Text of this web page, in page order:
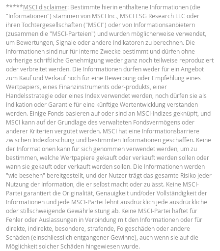
Key Information Document (DE)
Key Information Document (EN) PDF
Key Information Document (FR)
PREISINFORMATION
Latest Product Quotes CSV
*****MSCI disclaimer: Bestimmte hierin enthaltene Informationen (die
"Informationen") stammen von MSCI Inc., MSCI ESG Research LLC oder
ihren Tochtergesellschaften ("MSCI") oder von Informationsanbietern
(zusammen die "MSCI-Parteien") und wurden möglicherweise verwendet,
um Bewertungen, Signale oder andere Indikatoren zu berechnen. Die
Informationen sind nur für interne Zwecke bestimmt und dürfen ohne
vorherige schriftliche Genehmigung weder ganz noch teilweise reproduziert
oder verbreitet werden. Die Informationen dürfen weder für ein Angebot
zum Kauf und Verkauf noch für eine Bewerbung oder Empfehlung eines
Wertpapiers, eines Finanzinstruments oder-produkts, einer
Handelsstrategie oder eines Index verwendet werden, noch dürfen sie als
Indikation oder Garantie für eine künftige Wertentwicklung verstanden
werden. Einige Fonds basieren auf oder sind an MSCI-Indizes geknüpft, und
MSCI kann auf der Grundlage des verwalteten Fondsvermögens oder
anderer Kriterien vergütet werden. MSCI hat eine Informationsbarriere
zwischen Indexforschung und bestimmten Informationen geschaffen. Keine
der Informationen kann für sich genommen verwendet werden, um zu
bestimmen, welche Wertpapiere gekauft oder verkauft werden sollen oder
wann sie gekauft oder verkauft werden sollen. Die Informationen werden
"wie besehen" bereitgestellt, und der Nutzer trägt das gesamte Risiko jeder
Nutzung der Information, die er selbst macht oder zulässt. Keine MSCI-
Partei garantiert die Originalität, Genauigkeit und/oder Vollständigkeit der
Informationen und jede MSCI-Partei lehnt ausdrücklich jede ausdrückliche
oder stillschweigende Gewährleistung ab. Keine MSCI-Partei haftet für
Fehler oder Auslassungen in Verbindung mit den Informationen oder für
direkte, indirekte, besondere, strafende, Folgeschäden oder andere
Schäden (einschliesslich entgangener Gewinne), auch wenn sie auf die
Möglichkeit solcher Schäden hingewiesen wurde.